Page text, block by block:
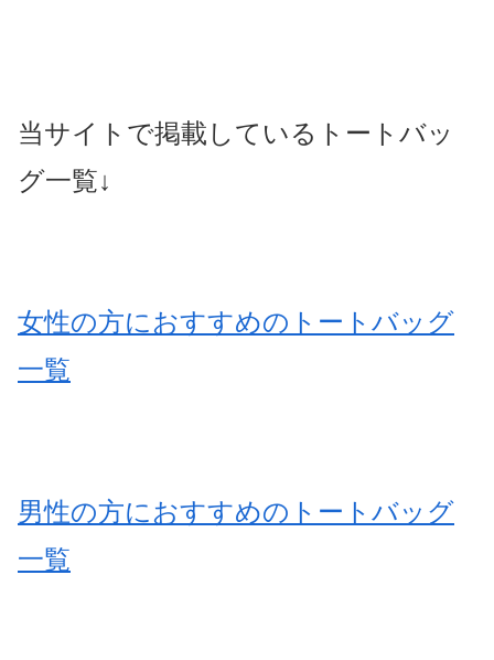
当サイトで掲載しているトートバッ
グ一覧↓
女性の方におすすめのトートバッグ
一覧
男性の方におすすめのトートバッグ
一覧